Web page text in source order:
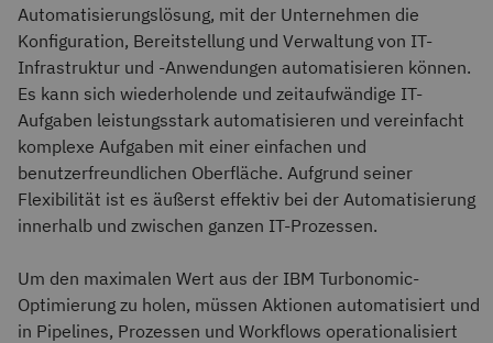
Automatisierungslösung, mit der Unternehmen die
Konfiguration, Bereitstellung und Verwaltung von IT-
Infrastruktur und -Anwendungen automatisieren können.
Es kann sich wiederholende und zeitaufwändige IT-
Aufgaben leistungsstark automatisieren und vereinfacht
komplexe Aufgaben mit einer einfachen und
benutzerfreundlichen Oberfläche. Aufgrund seiner
Flexibilität ist es äußerst effektiv bei der Automatisierung
innerhalb und zwischen ganzen IT-Prozessen.
Um den maximalen Wert aus der IBM Turbonomic-
Optimierung zu holen, müssen Aktionen automatisiert und
in Pipelines, Prozessen und Workflows operationalisiert